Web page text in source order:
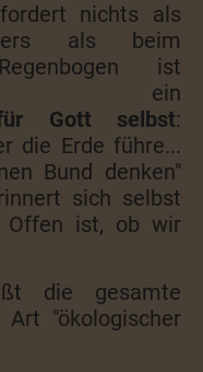
nichts als
als beim
ist
ein
Gott selbst:
die Erde führe...
Bund denken"
sich selbst
Offen ist, ob wir
die gesamte
"ökologischer